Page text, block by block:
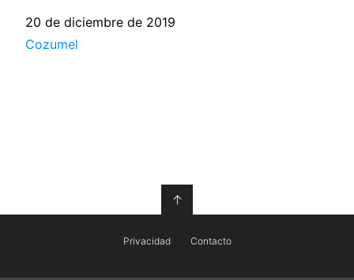
Fecha
20 de diciembre de 2019
Respecto a
Cozumel
↑
Privacidad Contacto